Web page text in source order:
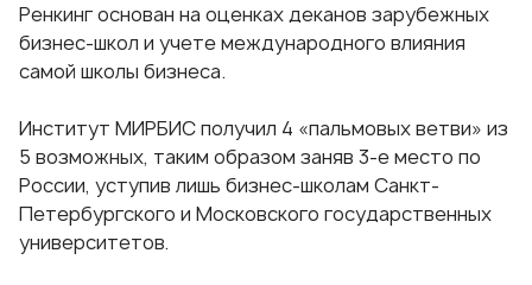
Ренкинг основан на оценках деканов зарубежных
бизнес-школ и учете международного влияния
самой школы бизнеса.
Институт МИРБИС получил 4 «пальмовых ветви» из
5 возможных, таким образом заняв 3-е место по
России, уступив лишь бизнес-школам Санкт-
Петербургского и Московского государственных
университетов.